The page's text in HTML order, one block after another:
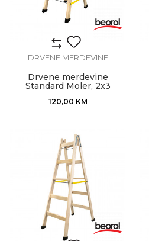
DRVENE MERDEVINE
Drvene merdevine
Standard Moler, 2x3
120,00 KM